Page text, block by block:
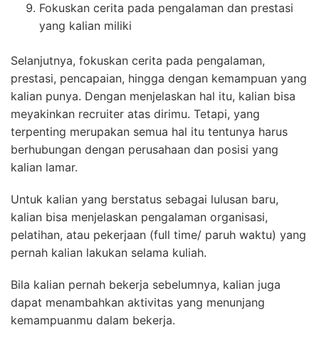
Fokuskan cerita pada pengalaman dan prestasi
yang kalian miliki
Selanjutnya, fokuskan cerita pada pengalaman,
prestasi, pencapaian, hingga dengan kemampuan yang
kalian punya. Dengan menjelaskan hal itu, kalian bisa
meyakinkan recruiter atas dirimu. Tetapi, yang
terpenting merupakan semua hal itu tentunya harus
berhubungan dengan perusahaan dan posisi yang
kalian lamar.
Untuk kalian yang berstatus sebagai lulusan baru,
kalian bisa menjelaskan pengalaman organisasi,
pelatihan, atau pekerjaan (full time/ paruh waktu) yang
pernah kalian lakukan selama kuliah.
Bila kalian pernah bekerja sebelumnya, kalian juga
dapat menambahkan aktivitas yang menunjang
kemampuanmu dalam bekerja.